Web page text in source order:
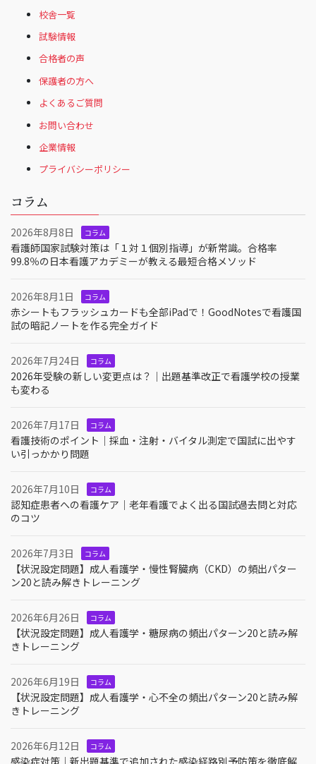
校舎一覧
試験情報
合格者の声
保護者の方へ
よくあるご質問
お問い合わせ
企業情報
プライバシーポリシー
コラム
2026年8月8日 コラム
看護師国家試験対策は「１対１個別指導」が新常識。合格率
99.8％の日本看護アカデミーが教える最短合格メソッド
2026年8月1日 コラム
赤シートもフラッシュカードも全部iPadで！GoodNotesで看護国
試の暗記ノートを作る完全ガイド
2026年7月24日 コラム
2026年受験の新しい変更点は？｜出題基準改正で看護学校の授業
も変わる
2026年7月17日 コラム
看護技術のポイント｜採血・注射・バイタル測定で国試に出やす
い引っかかり問題
2026年7月10日 コラム
認知症患者への看護ケア｜老年看護でよく出る国試過去問と対応
のコツ
2026年7月3日 コラム
【状況設定問題】成人看護学・慢性腎臓病（CKD）の頻出パター
ン20と読み解きトレーニング
2026年6月26日 コラム
【状況設定問題】成人看護学・糖尿病の頻出パターン20と読み解
きトレーニング
2026年6月19日 コラム
【状況設定問題】成人看護学・心不全の頻出パターン20と読み解
きトレーニング
2026年6月12日 コラム